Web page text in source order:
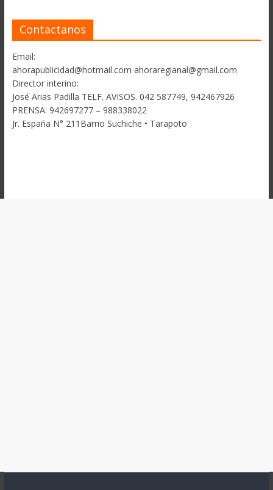
Contactanos
Email:
ahorapublicidad@hotmail.com ahoraregianal@gmail.com
Director interino:
José Arias Padilla TELF. AVISOS. 042 587749, 942467926
PRENSA: 942697277 – 988338022
Jr. España N° 211Barrio Suchiche • Tarapoto